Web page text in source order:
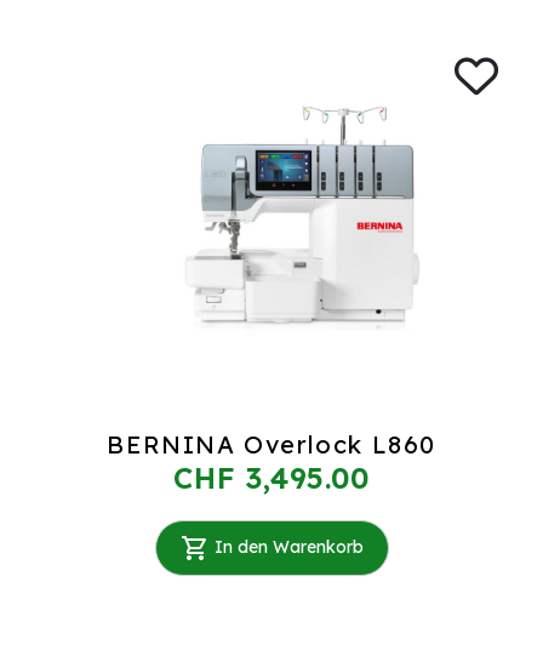
BERNINA Overlock L860
CHF 3,495.00
In den Warenkorb